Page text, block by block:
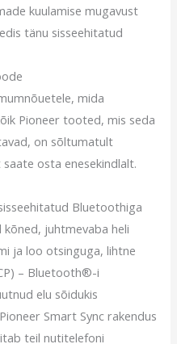
kuulamise mugavust
tänu sisseehitatud
mida
Pioneer tooted, mis seda
on sõltumatult
osta enesekindlalt.
Bluetoothiga
kõned, juhtmevaba heli
ja loo otsinguga, lihtne
– Bluetooth®-i
elu sõidukis
Smart Sync rakendus
teil nutitelefoni